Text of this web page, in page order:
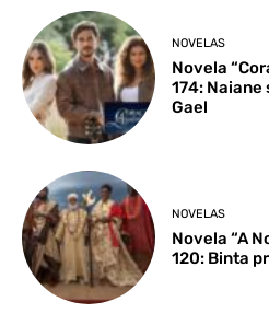
NOVELAS
Novela
174:
Gael
NOVELAS
Novela “A
120: Binta